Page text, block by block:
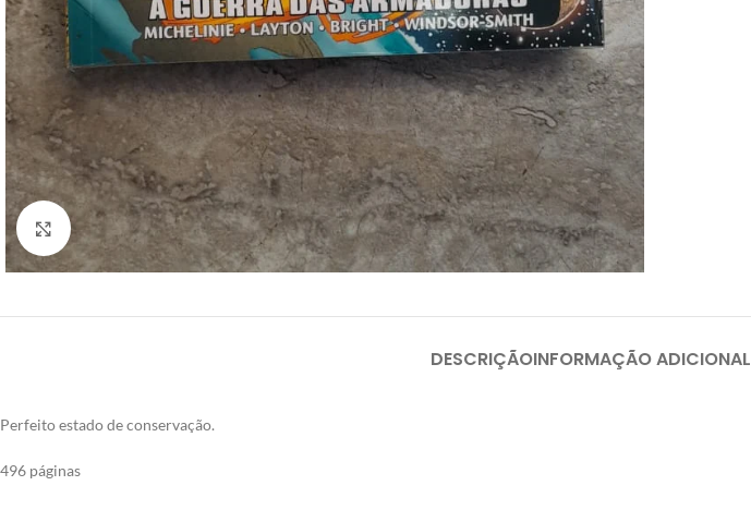
Clique para ampliar
DESCRIÇÃOINFORMAÇÃO ADICIONAL
Perfeito estado de conservação.
496 páginas